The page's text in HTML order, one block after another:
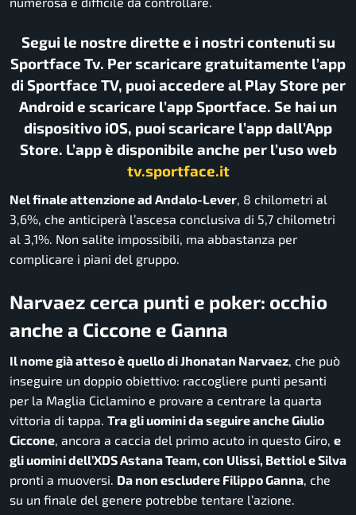
Segui le nostre dirette e i nostri contenuti su
Sportface Tv. Per scaricare gratuitamente l’app
di Sportface TV, puoi accedere al Play Store per
Android e scaricare l’app Sportface. Se hai un
dispositivo iOS, puoi scaricare l’app dall’App
Store. L’app è disponibile anche per l’uso web
tv.sportface.it
Nel finale attenzione ad Andalo-Lever, 8 chilometri al
3,6%, che anticiperà l’ascesa conclusiva di 5,7 chilometri
al 3,1%. Non salite impossibili, ma abbastanza per
complicare i piani del gruppo.
Narvaez cerca punti e poker: occhio
anche a Ciccone e Ganna
Il nome già atteso è quello di Jhonatan Narvaez, che può
inseguire un doppio obiettivo: raccogliere punti pesanti
per la Maglia Ciclamino e provare a centrare la quarta
vittoria di tappa. Tra gli uomini da seguire anche Giulio
Ciccone, ancora a caccia del primo acuto in questo Giro, e
gli uomini dell’XDS Astana Team, con Ulissi, Bettiol e Silva
pronti a muoversi. Da non escludere Filippo Ganna, che
su un finale del genere potrebbe tentare l’azione.